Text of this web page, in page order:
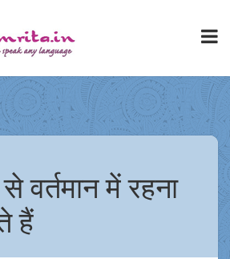
वर्तमान में रहना
हैं